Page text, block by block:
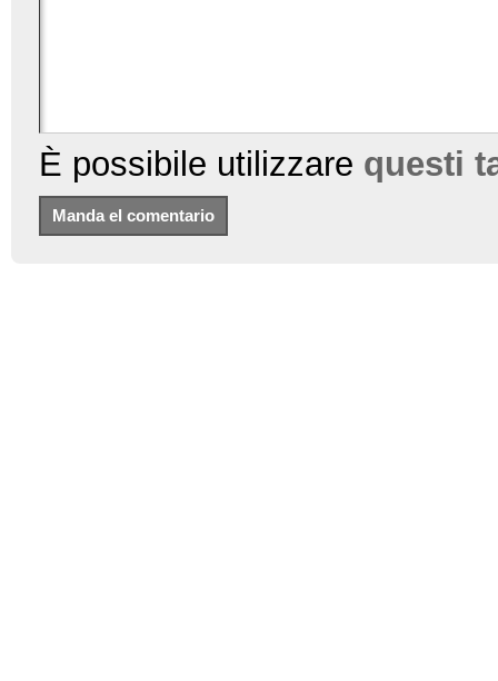
È possibile utilizzare questi